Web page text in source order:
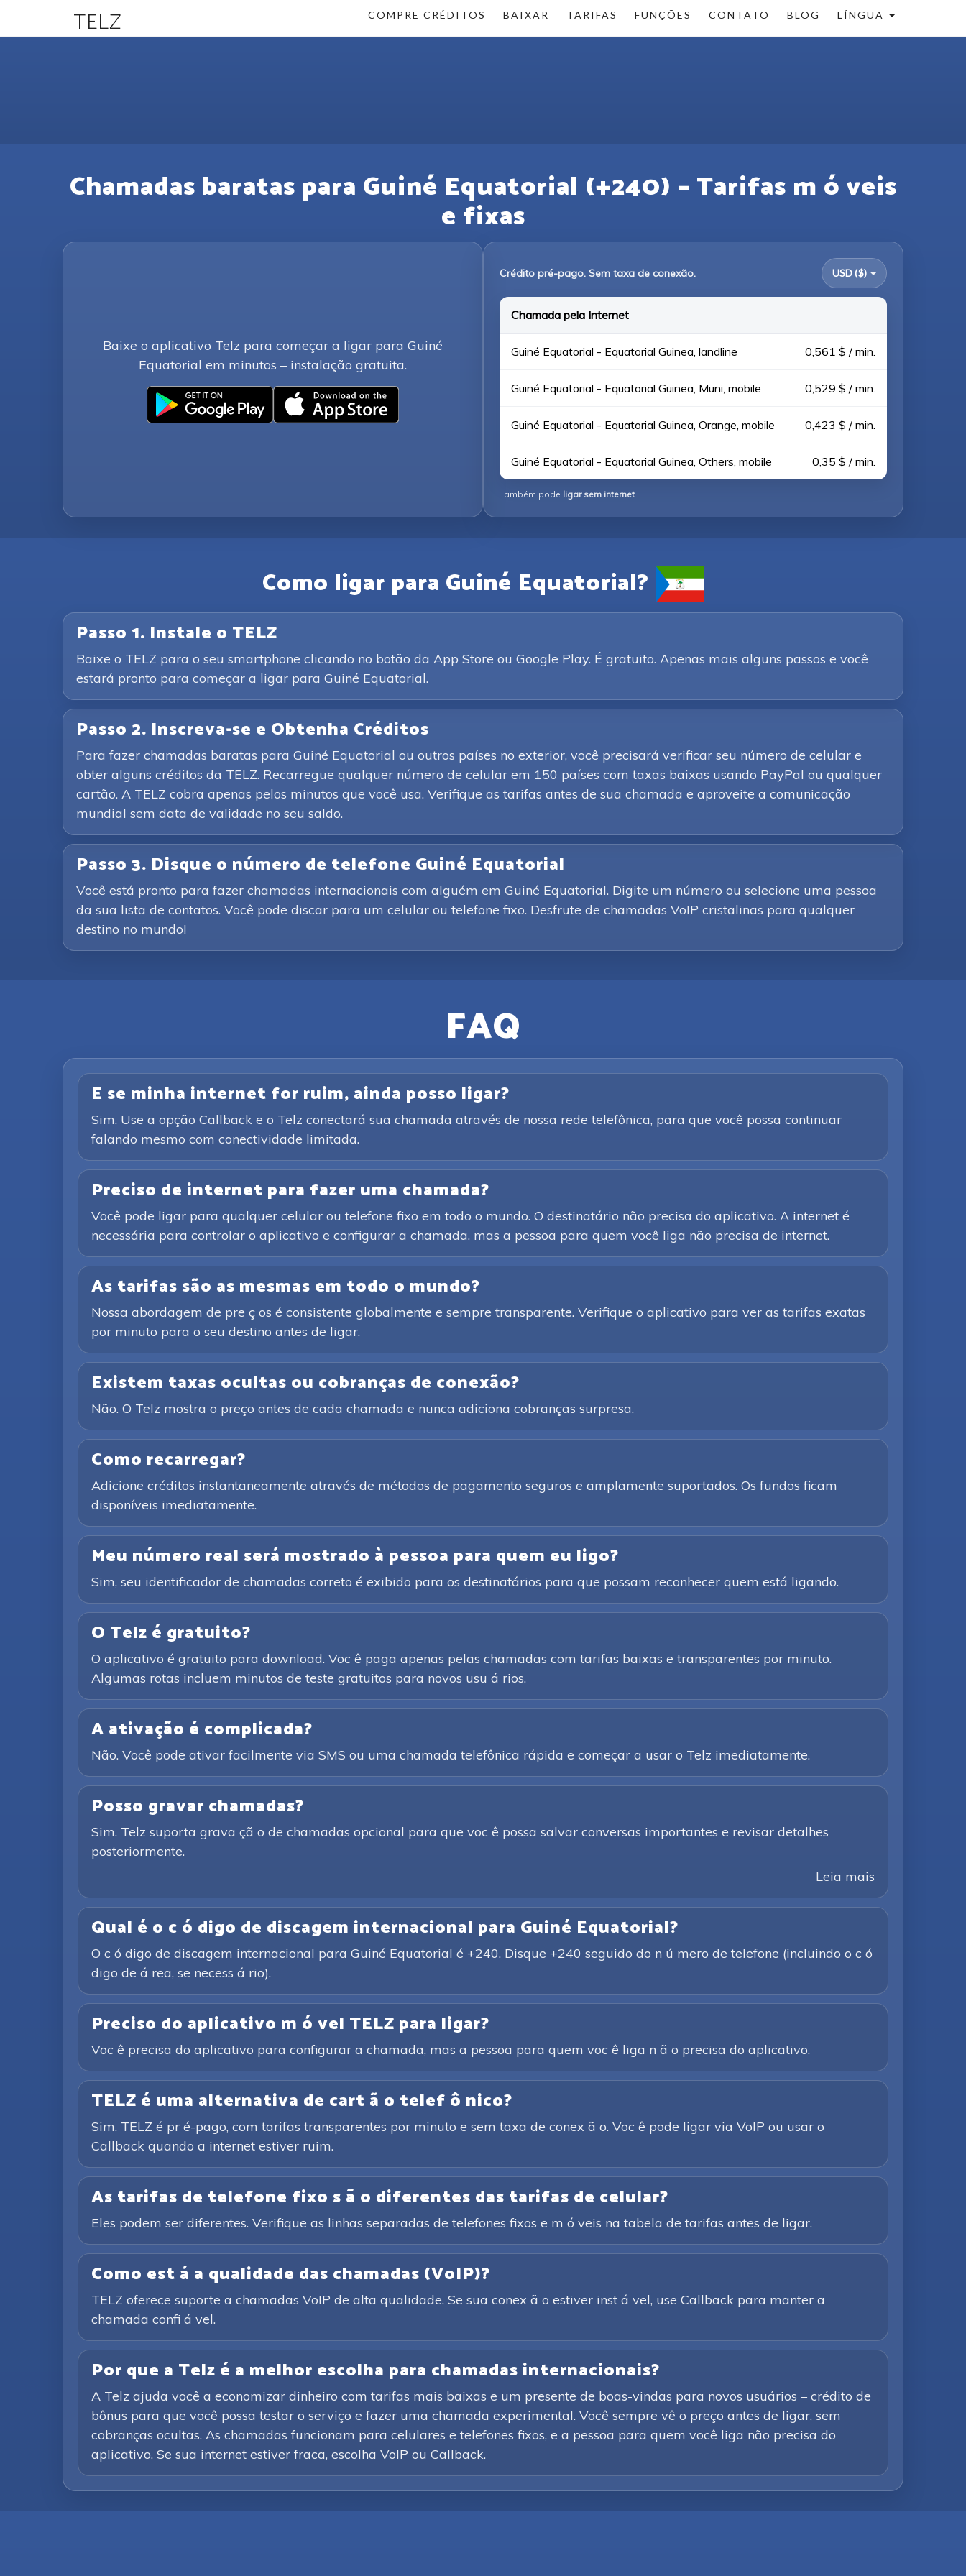
TELZ COMPRE CRÉDITOS BAIXAR TARIFAS FUNÇÕES CONTATO BLOG LÍNGUA
Chamadas baratas para Guiné Equatorial (+240) – Tarifas m ó veis
e fixas
Baixe o aplicativo Telz para começar a ligar para Guiné
Equatorial em minutos – instalação gratuita.
Crédito pré-pago. Sem taxa de conexão. USD ($)
Chamada pela Internet
Guiné Equatorial - Equatorial Guinea, landline 0,561 $ / min.
Guiné Equatorial - Equatorial Guinea, Muni, mobile 0,529 $ / min.
Guiné Equatorial - Equatorial Guinea, Orange, mobile 0,423 $ / min.
Guiné Equatorial - Equatorial Guinea, Others, mobile 0,35 $ / min.
Também pode ligar sem internet.
Como ligar para Guiné Equatorial?
Passo 1. Instale o TELZ
Baixe o TELZ para o seu smartphone clicando no botão da App Store ou Google Play. É gratuito. Apenas mais alguns passos e você
estará pronto para começar a ligar para Guiné Equatorial.
Passo 2. Inscreva-se e Obtenha Créditos
Para fazer chamadas baratas para Guiné Equatorial ou outros países no exterior, você precisará verificar seu número de celular e
obter alguns créditos da TELZ. Recarregue qualquer número de celular em 150 países com taxas baixas usando PayPal ou qualquer
cartão. A TELZ cobra apenas pelos minutos que você usa. Verifique as tarifas antes de sua chamada e aproveite a comunicação
mundial sem data de validade no seu saldo.
Passo 3. Disque o número de telefone Guiné Equatorial
Você está pronto para fazer chamadas internacionais com alguém em Guiné Equatorial. Digite um número ou selecione uma pessoa
da sua lista de contatos. Você pode discar para um celular ou telefone fixo. Desfrute de chamadas VoIP cristalinas para qualquer
destino no mundo!
FAQ
E se minha internet for ruim, ainda posso ligar?
Sim. Use a opção Callback e o Telz conectará sua chamada através de nossa rede telefônica, para que você possa continuar
falando mesmo com conectividade limitada.
Preciso de internet para fazer uma chamada?
Você pode ligar para qualquer celular ou telefone fixo em todo o mundo. O destinatário não precisa do aplicativo. A internet é
necessária para controlar o aplicativo e configurar a chamada, mas a pessoa para quem você liga não precisa de internet.
As tarifas são as mesmas em todo o mundo?
Nossa abordagem de pre ç os é consistente globalmente e sempre transparente. Verifique o aplicativo para ver as tarifas exatas
por minuto para o seu destino antes de ligar.
Existem taxas ocultas ou cobranças de conexão?
Não. O Telz mostra o preço antes de cada chamada e nunca adiciona cobranças surpresa.
Como recarregar?
Adicione créditos instantaneamente através de métodos de pagamento seguros e amplamente suportados. Os fundos ficam
disponíveis imediatamente.
Meu número real será mostrado à pessoa para quem eu ligo?
Sim, seu identificador de chamadas correto é exibido para os destinatários para que possam reconhecer quem está ligando.
O Telz é gratuito?
O aplicativo é gratuito para download. Voc ê paga apenas pelas chamadas com tarifas baixas e transparentes por minuto.
Algumas rotas incluem minutos de teste gratuitos para novos usu á rios.
A ativação é complicada?
Não. Você pode ativar facilmente via SMS ou uma chamada telefônica rápida e começar a usar o Telz imediatamente.
Posso gravar chamadas?
Sim. Telz suporta grava çã o de chamadas opcional para que voc ê possa salvar conversas importantes e revisar detalhes
posteriormente.
Leia mais
Qual é o c ó digo de discagem internacional para Guiné Equatorial?
O c ó digo de discagem internacional para Guiné Equatorial é +240. Disque +240 seguido do n ú mero de telefone (incluindo o c ó
digo de á rea, se necess á rio).
Preciso do aplicativo m ó vel TELZ para ligar?
Voc ê precisa do aplicativo para configurar a chamada, mas a pessoa para quem voc ê liga n ã o precisa do aplicativo.
TELZ é uma alternativa de cart ã o telef ô nico?
Sim. TELZ é pr é-pago, com tarifas transparentes por minuto e sem taxa de conex ã o. Voc ê pode ligar via VoIP ou usar o
Callback quando a internet estiver ruim.
As tarifas de telefone fixo s ã o diferentes das tarifas de celular?
Eles podem ser diferentes. Verifique as linhas separadas de telefones fixos e m ó veis na tabela de tarifas antes de ligar.
Como est á a qualidade das chamadas (VoIP)?
TELZ oferece suporte a chamadas VoIP de alta qualidade. Se sua conex ã o estiver inst á vel, use Callback para manter a
chamada confi á vel.
Por que a Telz é a melhor escolha para chamadas internacionais?
A Telz ajuda você a economizar dinheiro com tarifas mais baixas e um presente de boas-vindas para novos usuários – crédito de
bônus para que você possa testar o serviço e fazer uma chamada experimental. Você sempre vê o preço antes de ligar, sem
cobranças ocultas. As chamadas funcionam para celulares e telefones fixos, e a pessoa para quem você liga não precisa do
aplicativo. Se sua internet estiver fraca, escolha VoIP ou Callback.